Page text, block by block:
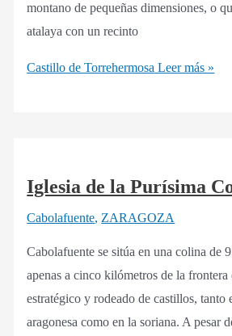
montano de pequeñas dimensiones, o
atalaya con un recinto
Castillo de Torrehermosa Leer más »
Iglesia de la Purísima
Cabolafuente, ZARAGOZA
Cabolafuente se sitúa en una colina de
apenas a cinco kilómetros de la frontera
estratégico y rodeado de castillos, tanto
aragonesa como en la soriana. A pesar